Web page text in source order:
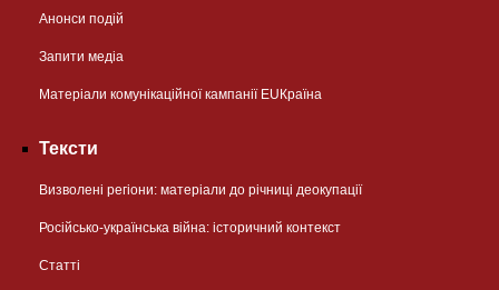
Анонси подій
Запити медіа
Матеріали комунікаційної кампанії EUКраїна
Тексти
Визволені регіони: матеріали до річниці деокупації
Російсько-українська війна: історичний контекст
Статті